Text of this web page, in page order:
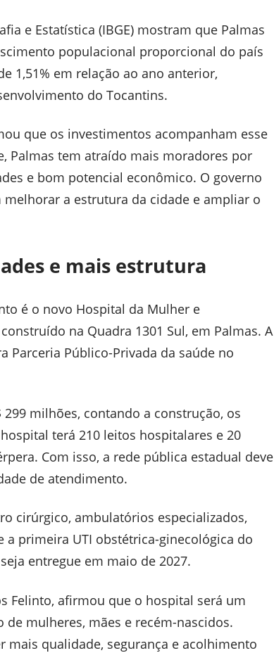
e Estatística (IBGE) mostram que Palmas
populacional proporcional do país
1,51% em relação ao ano anterior,
do Tocantins.
que os investimentos acompanham esse
Palmas tem atraído mais moradores por
e bom potencial econômico. O governo
a estrutura da cidade e ampliar o
e mais estrutura
é o novo Hospital da Mulher e
na Quadra 1301 Sul, em Palmas. A
Parceria Público-Privada da saúde no
milhões, contando a construção, os
terá 210 leitos hospitalares e 20
Com isso, a rede pública estadual deve
de atendimento.
cirúrgico, ambulatórios especializados,
primeira UTI obstétrica-ginecológica do
entregue em maio de 2027.
Felinto, afirmou que o hospital será um
mulheres, mães e recém-nascidos.
mais qualidade, segurança e acolhimento